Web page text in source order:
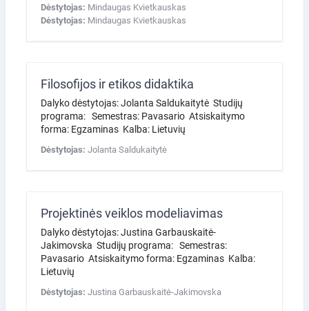
Dėstytojas: Mindaugas Kvietkauskas
Dėstytojas: Mindaugas Kvietkauskas
Filosofijos ir etikos didaktika
Dalyko dėstytojas: Jolanta Saldukaitytė Studijų
programa: Semestras: Pavasario Atsiskaitymo
forma: Egzaminas Kalba: Lietuvių
Dėstytojas: Jolanta Saldukaitytė
Projektinės veiklos modeliavimas
Dalyko dėstytojas: Justina Garbauskaitė-
Jakimovska Studijų programa: Semestras:
Pavasario Atsiskaitymo forma: Egzaminas Kalba:
Lietuvių
Dėstytojas: Justina Garbauskaitė-Jakimovska